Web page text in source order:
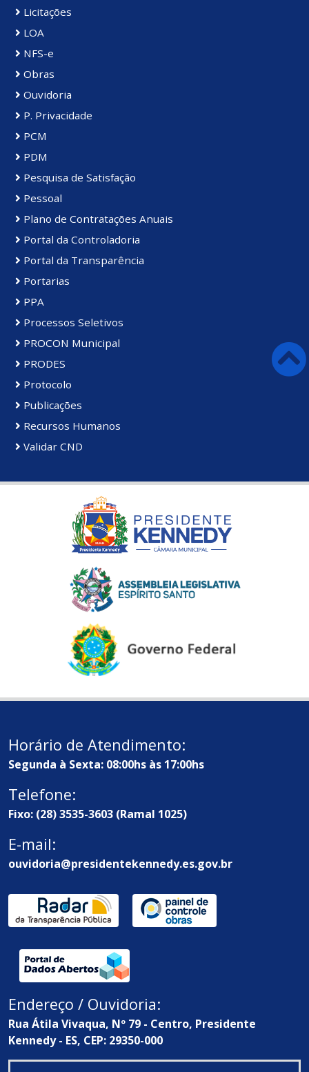
Licitações
LOA
NFS-e
Obras
Ouvidoria
P. Privacidade
PCM
PDM
Pesquisa de Satisfação
Pessoal
Plano de Contratações Anuais
Portal da Controladoria
Portal da Transparência
Portarias
PPA
Processos Seletivos
PROCON Municipal
PRODES
Protocolo
Publicações
Recursos Humanos
Validar CND
Horário de Atendimento:
Segunda à Sexta: 08:00hs às 17:00hs
Telefone:
Fixo: (28) 3535-3603 (Ramal 1025)
E-mail:
ouvidoria@presidentekennedy.es.gov.br
Endereço / Ouvidoria:
Rua Átila Vivaqua, Nº 79 - Centro, Presidente
Kennedy - ES, CEP: 29350-000